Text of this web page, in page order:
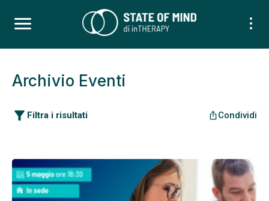
Archivio Eventi
filter_alt Filtra i risultati ios_shareCondividi